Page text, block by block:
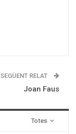
SEGÜENT RELAT
Joan Faus
Totes